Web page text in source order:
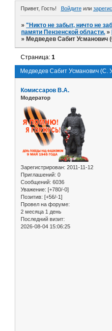
Привет, Гость! Войдитеили
»"Никто не забыт, ничто не
памяти Пензенской области. »
» Медведев Сабит Усманович
Медведев Сабит Усманович (С.
Страница:1
Комиссаров В.А.
Модератор
Зарегистрирован: 2011-11-12
Приглашений: 0
Сообщений: 6036
Уважение: [+780/-0]
Позитив: [+56/-1]
Провел на форуме:
2 месяца 1 день
Последний визит:
2026-08-04 15:06:25